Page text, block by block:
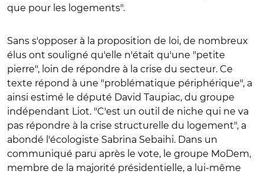
que pour les logements".
Sans s'opposer à la proposition de loi, de nombreux
élus ont souligné qu'elle n'était qu'une "petite
pierre", loin de répondre à la crise du secteur. Ce
texte répond à une "problématique périphérique", a
ainsi estimé le député David Taupiac, du groupe
indépendant Liot. "C'est un outil de niche qui ne va
pas répondre à la crise structurelle du logement", a
abondé l'écologiste Sabrina Sebaihi. Dans un
communiqué paru après le vote, le groupe MoDem,
membre de la majorité présidentielle, a lui-même